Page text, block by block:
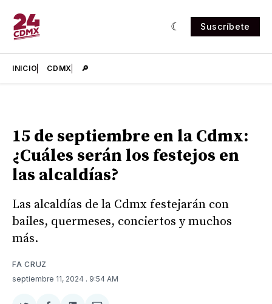
Suscríbete
INICIO CDMX 🔎
15 de septiembre en la Cdmx:
¿Cuáles serán los festejos en
las alcaldías?
Las alcaldías de la Cdmx festejarán con
bailes, quermeses, conciertos y muchos
más.
FA CRUZ
septiembre 11, 2024 . 9:54 AM